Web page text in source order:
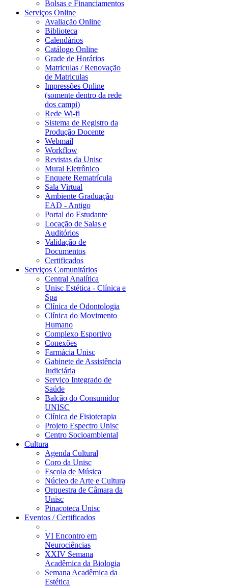
Bolsas e Financiamentos
Serviços Online
Avaliação Online
Biblioteca
Calendários
Catálogo Online
Grade de Horários
Matriculas / Renovação
de Matriculas
Impressões Online
(somente dentro da rede
dos campi)
Rede Wi-fi
Sistema de Registro da
Produção Docente
Webmail
Workflow
Revistas da Unisc
Mural Eletrônico
Enquete Rematrícula
Sala Virtual
Ambiente Graduação
EAD - Antigo
Portal do Estudante
Locação de Salas e
Auditórios
Validação de
Documentos
Certificados
Serviços Comunitários
Central Analítica
Unisc Estética - Clínica e
Spa
Clínica de Odontologia
Clínica do Movimento
Humano
Complexo Esportivo
Conexões
Farmácia Unisc
Gabinete de Assistência
Judiciária
Serviço Integrado de
Saúde
Balcão do Consumidor
UNISC
Clínica de Fisioterapia
Projeto Espectro Unisc
Centro Socioambiental
Cultura
Agenda Cultural
Coro da Unisc
Escola de Música
Núcleo de Arte e Cultura
Orquestra de Câmara da
Unisc
Pinacoteca Unisc
Eventos / Certificados
VI Encontro em
Neurociências
XXIV Semana
Acadêmica da Biologia
Semana Acadêmica da
Estética